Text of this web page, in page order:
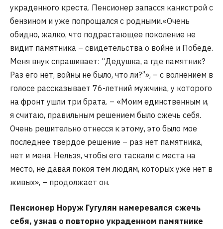
украденного креста. Пенсионер запасся канистрой с
бензином и уже попрощался с родными.«Очень
обидно, жалко, что подрастающее поколение не
видит памятника – свидетельства о войне и Победе.
Меня внук спрашивает: “Дедушка, а где памятник?
Раз его нет, войны не было, что ли?”», – с волнением в
голосе рассказывает 76-летний мужчина, у которого
на фронт ушли три брата. – «Моим единственным и,
я считаю, правильным решением было сжечь себя.
Очень решительно отнесся к этому, это было мое
последнее твердое решение – раз нет памятника,
нет и меня. Нельзя, чтобы его таскали с места на
место, не давая покоя тем людям, которых уже нет в
живых», – продолжает он.
Пенсионер Норуж Гугулян намеревался сжечь
себя, узнав о повторно украденном памятнике